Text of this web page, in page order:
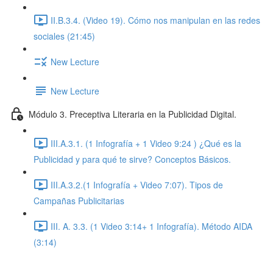
II.B.3.4. (Video 19). Cómo nos manipulan en las redes
sociales (21:45)
New Lecture
New Lecture
Módulo 3. Preceptiva Literaria en la Publicidad Digital.
III.A.3.1. (1 Infografía + 1 Video 9:24 ) ¿Qué es la
Publicidad y para qué te sirve? Conceptos Básicos.
III.A.3.2.(1 Infografía + Video 7:07). Tipos de
Campañas Publicitarias
III. A. 3.3. (1 Video 3:14+ 1 Infografía). Método AIDA
(3:14)